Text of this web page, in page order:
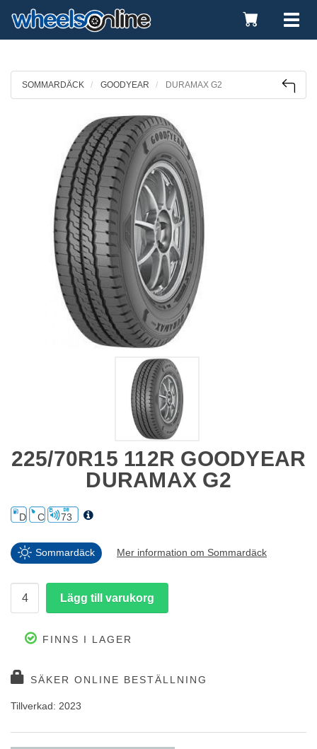
Toggle
Cart
SOMMARDÄCK GOODYEAR DURAMAX G2
225/70R15 112R GOODYEAR
DURAMAX G2
D C 73
Sommardäck Mer information om Sommardäck
FINNS I LAGER
SÄKER ONLINE BESTÄLLNING
Tillverkad: 2023